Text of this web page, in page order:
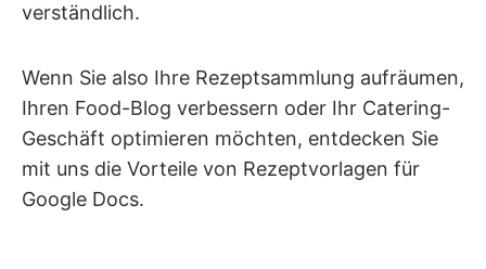
verständlich.
Wenn Sie also Ihre Rezeptsammlung aufräumen,
Ihren Food-Blog verbessern oder Ihr Catering-
Geschäft optimieren möchten, entdecken Sie
mit uns die Vorteile von Rezeptvorlagen für
Google Docs.